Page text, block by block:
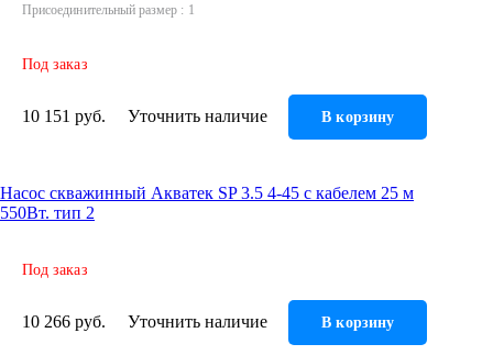
Присоединительный размер
1
Под заказ
10 151 руб. Уточнить наличие В корзину
Насос скважинный Акватек SP 3.5 4-45 с кабелем 25 м
550Вт. тип 2
Под заказ
10 266 руб. Уточнить наличие В корзину